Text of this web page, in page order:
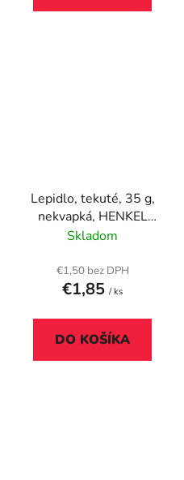
Lepidlo, tekuté, 35 g,
nekvapká, HENKEL
"Sulifix"
Skladom
€1,50 bez DPH
€1,85 / ks
DO KOŠÍKA